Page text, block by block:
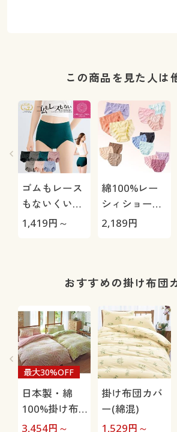
この商品を見た人は
ゴムもレース
もないくい込
みにくいショ
1,419円～
綿100%レー
シィショー
ツ・色違い3
2,189円
おすすめの掛け布団
日本製・綿
100%掛け布
団カバー
最大30%OFF
3,454円～
掛け布団カバ
ー(綿混)
1,529円～